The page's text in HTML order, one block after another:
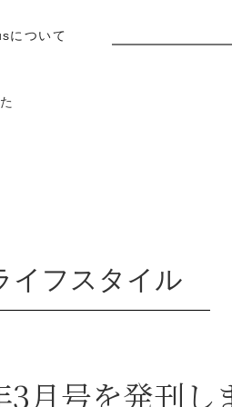
について
イフスタイル
3月号を発刊し